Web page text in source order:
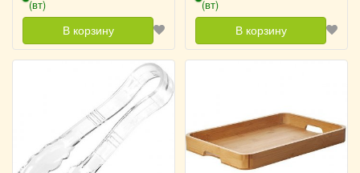
(вт)
В корзину
(вт)
В корзину